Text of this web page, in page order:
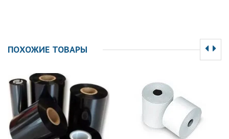
ПОХОЖИЕ ТОВАРЫ